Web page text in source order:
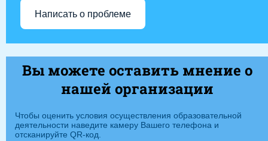
Написать о проблеме
Вы можете оставить мнение о
нашей организации
Чтобы оценить условия осуществления образовательной
деятельности наведите камеру Вашего телефона и
отсканируйте QR-код.